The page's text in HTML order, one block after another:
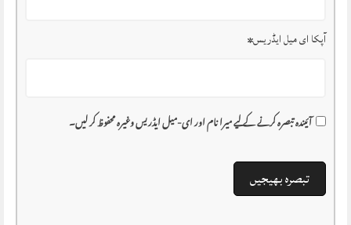
آپکا ای میل ایڈریس*
آئیندہ تبصرہ کرنے کے لیے میرا نام اور ای-میل ایڈریس وغیرہ محفوظ کر لیں۔